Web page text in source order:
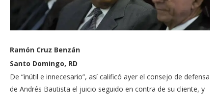
Ramón Cruz Benzán
Santo Domingo, RD
De “inútil e innecesario”, así calificó ayer el conse­jo de defensa
de Andrés Bautista el juicio seguido en contra de su cliente, y